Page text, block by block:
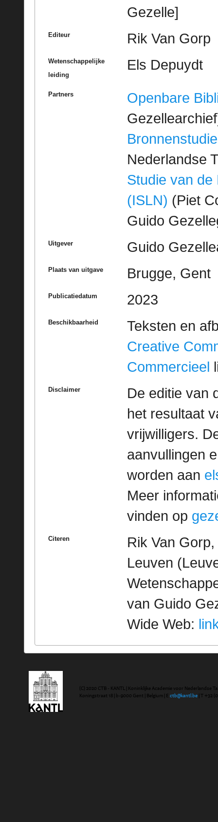
Gezelle]
Editeur Rik Van Gorp
Wetenschappelijke
leiding
Els Depuydt
Partners
Openbare
Bronnenstudie
Nederlandse
Studie van de
(ISLN) (Piet
Guido
Uitgever Guido
Plaats van uitgave Brugge, Gent
Publicatiedatum 2023
Beschikbaarheid
Teksten en
Creative
Commercieel
Disclaimer
De editie van
het resultaat
vrijwilligers.
aanvullingen
worden aan
Meer
vinden op
Citeren
Rik Van
Leuven
van Guido
Wide Web:
(C) 2020 CTB - KANTL | Koninklijke Academie voor Nederlandse
Koningstraat 18 | b-9000 Gent | Belgium | E ctb@kantl.be | T +32